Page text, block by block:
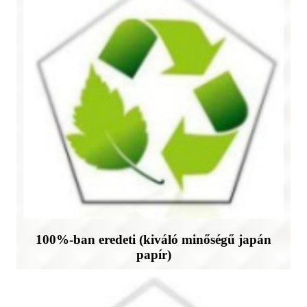
100%-ban eredeti (kiváló minőségű japán
papír)